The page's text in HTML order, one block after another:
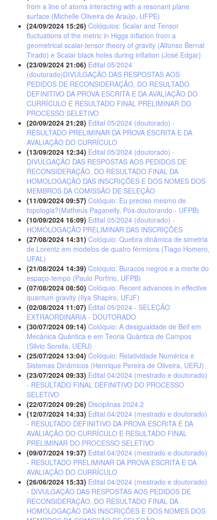
from a line of atoms interacting with a resonant plane
surface (Michelle Oliveira de Araújo, UFPE)
(24/09/2024 15:26) Colóquios: Scalar and Tensor
fluctuations of the metric in Higgs inflation from a
geometrical scalar-tensor theory of gravity (Alfonso Bernal
Tirado) e Scalar black holes during inflation (José Edgar)
(23/09/2024 21:06) Edital 05/2024
(doutorado)DIVULGAÇÃO DAS RESPOSTAS AOS
PEDIDOS DE RECONSIDERAÇÃO, DO RESULTADO
DEFINITIVO DA PROVA ESCRITA E DA AVALIAÇÃO DO
CURRÍCULO E RESULTADO FINAL PRELIMINAR DO
PROCESSO SELETIVO
(20/09/2024 21:28) Edital 05/2024 (doutorado) -
RESULTADO PRELIMINAR DA PROVA ESCRITA E DA
AVALIAÇÃO DO CURRÍCULO
(13/09/2024 12:34) Edital 05/2024 (doutorado) -
DIVULGAÇÃO DAS RESPOSTAS AOS PEDIDOS DE
RECONSIDERAÇÃO, DO RESULTADO FINAL DA
HOMOLOGAÇÃO DAS INSCRIÇÕES E DOS NOMES DOS
MEMBROS DA COMISSÃO DE SELEÇÃO
(11/09/2024 09:57) Colóquio: Eu preciso mesmo de
topologia?(Matheus Paganelly, Pós-doutorando - UFPB)
(10/09/2024 16:09) Edital 05/2024 (doutorado) -
HOMOLOGAÇÃO PRELIMINAR DAS INSCRIÇÕES
(27/08/2024 14:31) Colóquio: Quebra dinâmica de simetria
de Lorentz em modelos de quatro férmions (Tiago Homero,
UFAL)
(21/08/2024 14:39) Colóquio: Buracos negros e a morte do
espaço-tempo (Paulo Porfírio, UFPB)
(07/08/2024 08:50) Colóquio: Recent advances in effective
quantum gravity (Ilya Shapiro, UFJF)
(02/08/2024 11:07) Edital 05/2024 - SELEÇÃO
EXTRAORDINÁRIA - DOUTORADO
(30/07/2024 09:14) Colóquio: A desigualdade de Bell em
Mecânica Quântica e em Teoria Quântica de Campos
(Silvio Sorella, UERJ)
(25/07/2024 13:04) Colóquio: Relatividade Numérica e
Sistemas Dinâmicos (Henrique Pereira de Oliveira, UERJ)
(23/07/2024 09:33) Edital 04/2024 (mestrado e doutorado)
- RESULTADO FINAL DEFINITIVO DO PROCESSO
SELETIVO
(22/07/2024 09:26) Disciplinas 2024.2
(12/07/2024 14:33) Edital 04/2024 (mestrado e doutorado)
- RESULTADO DEFINITIVO DA PROVA ESCRITA E DA
AVALIAÇÃO DO CURRÍCULO E RESULTADO FINAL
PRELIMINAR DO PROCESSO SELETIVO
(09/07/2024 19:37) Edital 04/2024 (mestrado e doutorado)
- RESULTADO PRELIMINAR DA PROVA ESCRITA E DA
AVALIAÇÃO DO CURRÍCULO
(26/06/2024 15:33) Edital 04/2024 (mestrado e doutorado)
- DIVULGAÇÃO DAS RESPOSTAS AOS PEDIDOS DE
RECONSIDERAÇÃO, DO RESULTADO FINAL DA
HOMOLOGAÇÃO DAS INSCRIÇÕES E DOS NOMES DOS